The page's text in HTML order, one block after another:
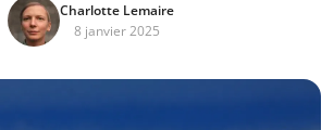
Charlotte Lemaire
8 janvier 2025